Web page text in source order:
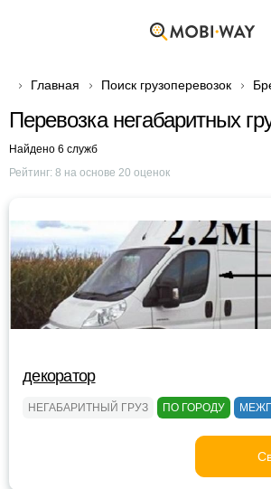
Главная Поиск грузоперевозок
Перевозка негабаритных
Найдено 6 служб
Рейтинг: 8 на основе 20 оценок
декоратор
НЕГАБАРИТНЫЙ ГРУЗ ПО ГОРОДУ